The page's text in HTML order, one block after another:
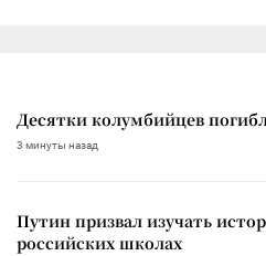
Десятки колумбийцев
3 минуты назад
Путин призвал изучать
российских школах